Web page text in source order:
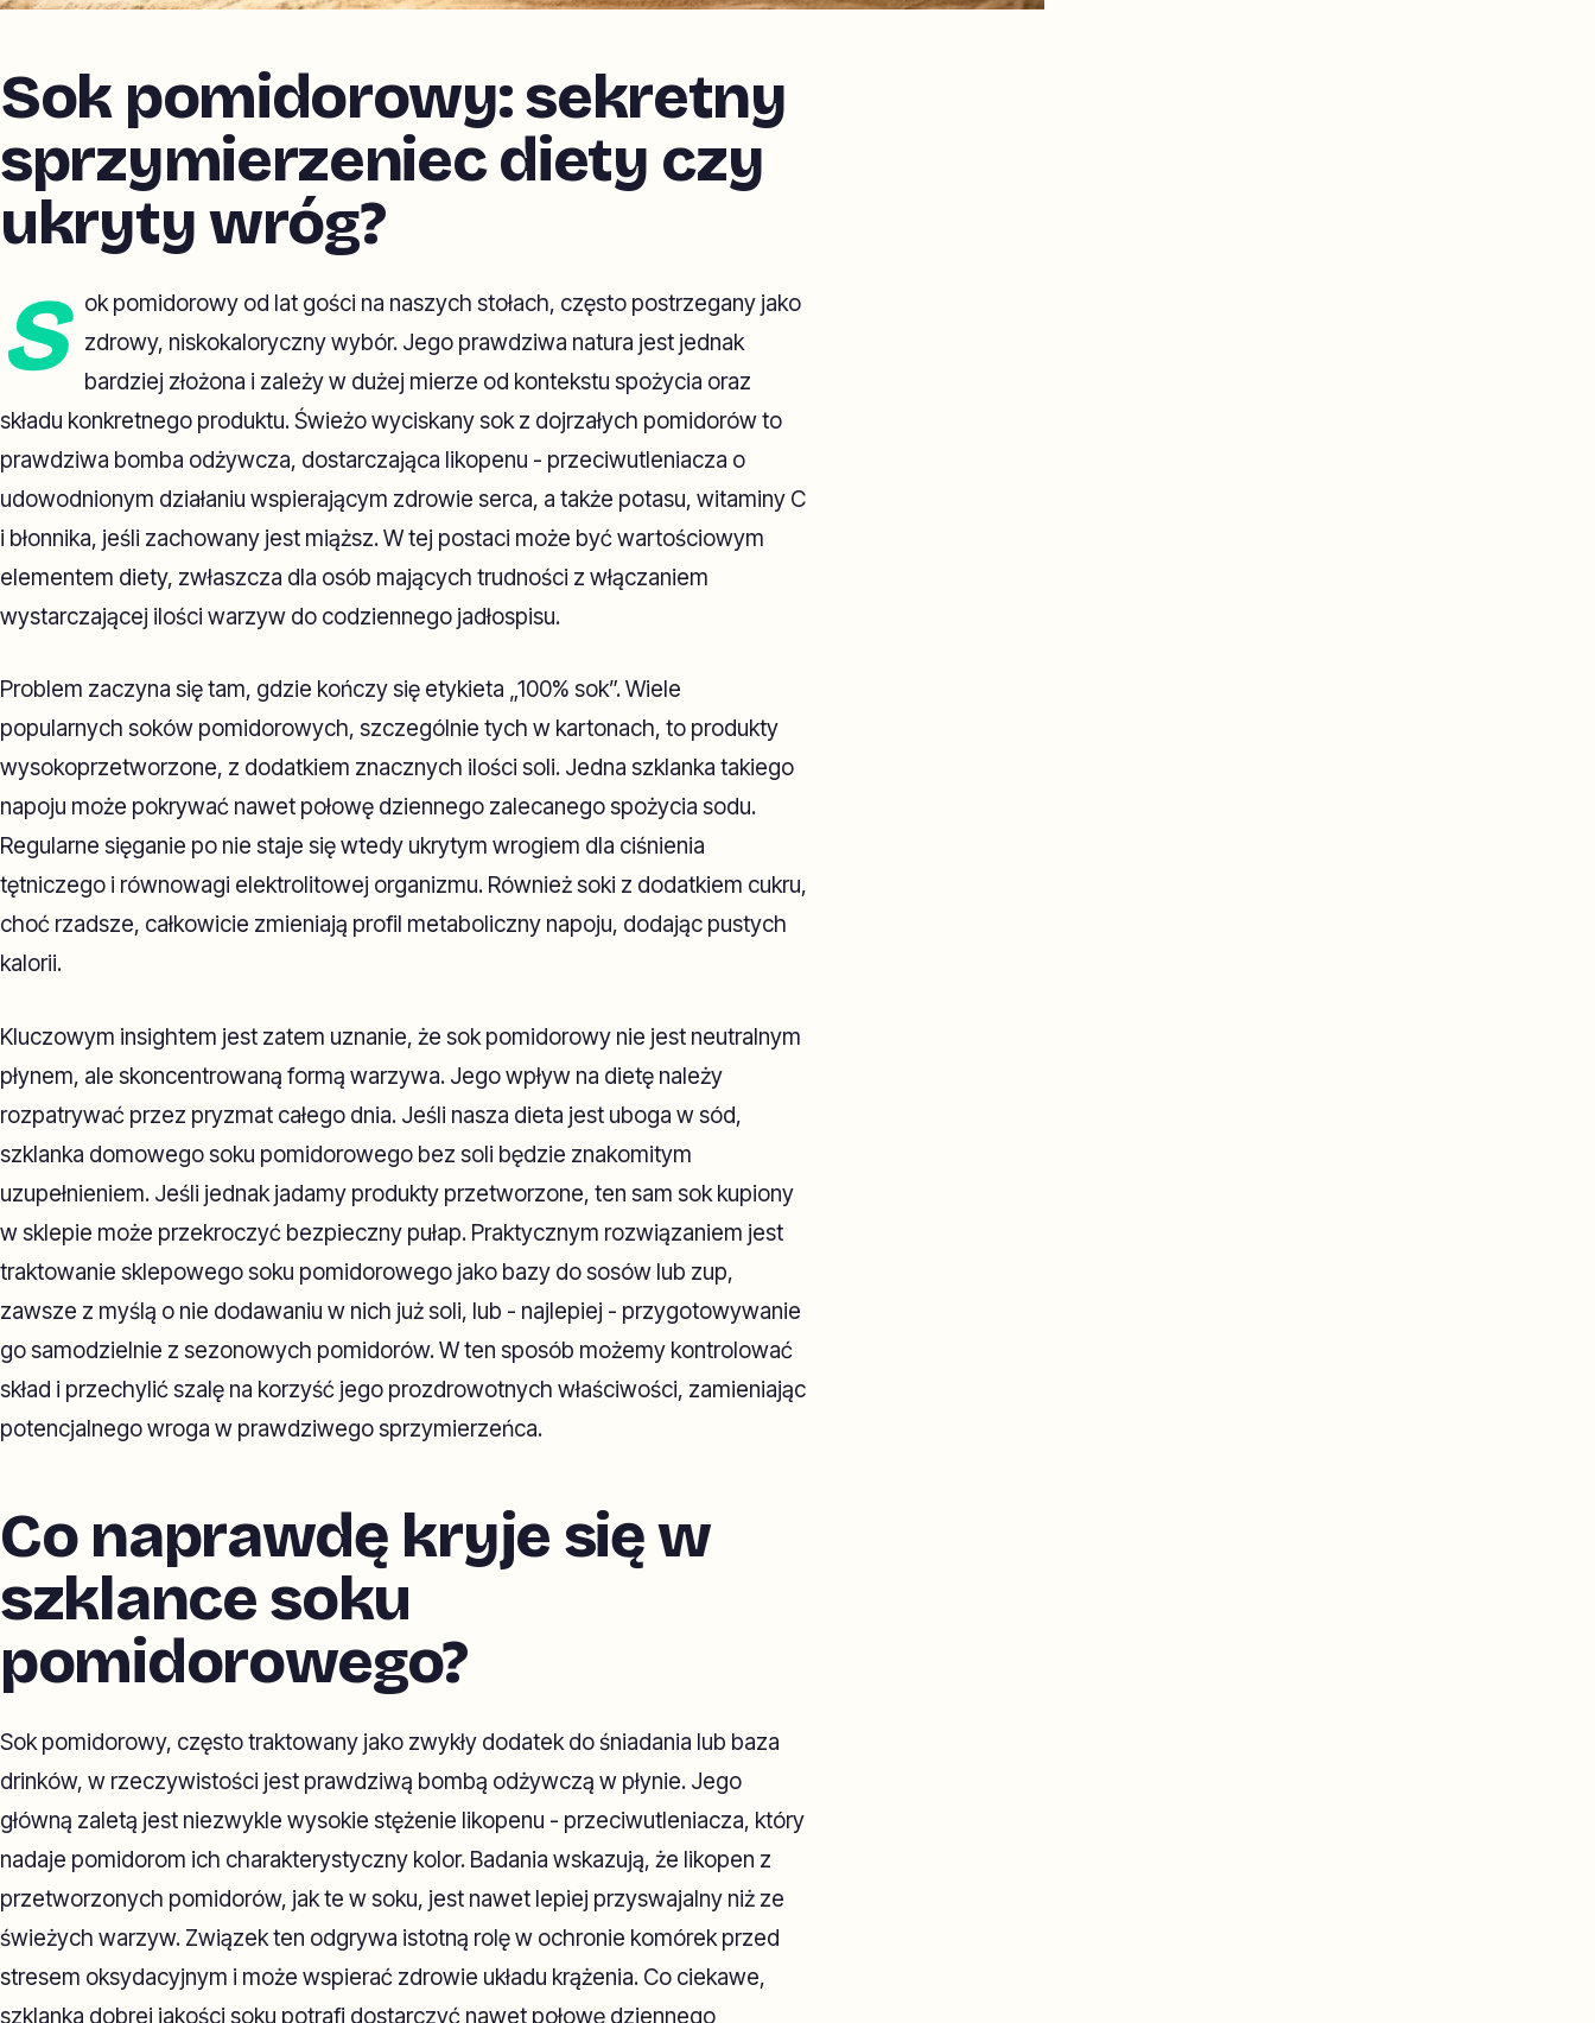
Sok pomidorowy: sekretny
sprzymierzeniec diety czy
ukryty wróg?
S
ok pomidorowy od lat gości na naszych stołach, często postrzegany jako
zdrowy, niskokaloryczny wybór. Jego prawdziwa natura jest jednak
bardziej złożona i zależy w dużej mierze od kontekstu spożycia oraz
składu konkretnego produktu. Świeżo wyciskany sok z dojrzałych pomidorów to
prawdziwa bomba odżywcza, dostarczająca likopenu - przeciwutleniacza o
udowodnionym działaniu wspierającym zdrowie serca, a także potasu, witaminy C
i błonnika, jeśli zachowany jest miąższ. W tej postaci może być wartościowym
elementem diety, zwłaszcza dla osób mających trudności z włączaniem
wystarczającej ilości warzyw do codziennego jadłospisu.
Problem zaczyna się tam, gdzie kończy się etykieta „100% sok”. Wiele
popularnych soków pomidorowych, szczególnie tych w kartonach, to produkty
wysokoprzetworzone, z dodatkiem znacznych ilości soli. Jedna szklanka takiego
napoju może pokrywać nawet połowę dziennego zalecanego spożycia sodu.
Regularne sięganie po nie staje się wtedy ukrytym wrogiem dla ciśnienia
tętniczego i równowagi elektrolitowej organizmu. Również soki z dodatkiem cukru,
choć rzadsze, całkowicie zmieniają profil metaboliczny napoju, dodając pustych
kalorii.
Kluczowym insightem jest zatem uznanie, że sok pomidorowy nie jest neutralnym
płynem, ale skoncentrowaną formą warzywa. Jego wpływ na dietę należy
rozpatrywać przez pryzmat całego dnia. Jeśli nasza dieta jest uboga w sód,
szklanka domowego soku pomidorowego bez soli będzie znakomitym
uzupełnieniem. Jeśli jednak jadamy produkty przetworzone, ten sam sok kupiony
w sklepie może przekroczyć bezpieczny pułap. Praktycznym rozwiązaniem jest
traktowanie sklepowego soku pomidorowego jako bazy do sosów lub zup,
zawsze z myślą o nie dodawaniu w nich już soli, lub - najlepiej - przygotowywanie
go samodzielnie z sezonowych pomidorów. W ten sposób możemy kontrolować
skład i przechylić szalę na korzyść jego prozdrowotnych właściwości, zamieniając
potencjalnego wroga w prawdziwego sprzymierzeńca.
Co naprawdę kryje się w
szklance soku
pomidorowego?
Sok pomidorowy, często traktowany jako zwykły dodatek do śniadania lub baza
drinków, w rzeczywistości jest prawdziwą bombą odżywczą w płynie. Jego
główną zaletą jest niezwykle wysokie stężenie likopenu - przeciwutleniacza, który
nadaje pomidorom ich charakterystyczny kolor. Badania wskazują, że likopen z
przetworzonych pomidorów, jak te w soku, jest nawet lepiej przyswajalny niż ze
świeżych warzyw. Związek ten odgrywa istotną rolę w ochronie komórek przed
stresem oksydacyjnym i może wspierać zdrowie układu krążenia. Co ciekawe,
szklanka dobrej jakości soku potrafi dostarczyć nawet połowę dziennego